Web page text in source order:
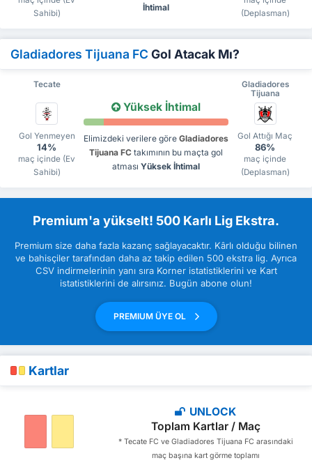
Sahibi)
İhtimal
(Deplasman)
Gladiadores Tijuana FC Gol Atacak Mı?
Tecate
Gladiadores
Tijuana
Gol Yenmeyen
14%
maç içinde (Ev
Sahibi)
Yüksek İhtimal
Elimizdeki verilere göre Gladiadores
Tijuana FC takımının bu maçta gol
atması Yüksek İhtimal
Gol Attığı Maç
86%
maç içinde
(Deplasman)
Premium'a yükselt! 500 Karlı Lig Ekstra.
Premium size daha fazla kazanç sağlayacaktır. Kârlı olduğu bilinen
ve bahisçiler tarafından daha az takip edilen 500 ekstra lig. Ayrıca
CSV indirmelerinin yanı sıra Korner istatistiklerini ve Kart
istatistiklerini de alırsınız. Bugün abone olun!
PREMIUM ÜYE OL
Kartlar
UNLOCK
Toplam Kartlar / Maç
* Tecate FC ve Gladiadores Tijuana FC arasındaki
maç başına kart görme toplamı